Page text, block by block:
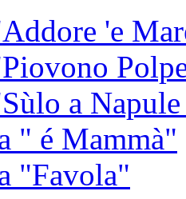
'e
a
" é Mammà"
"Favola"